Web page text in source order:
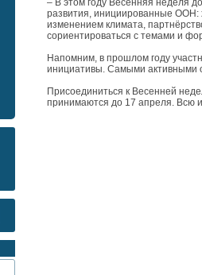
развития, инициированные ООН:
изменением климата,
сориентироваться с темами и
Напомним, в прошлом году
инициативы. Самыми активными
Присоединиться к Весенней
принимаются до 17 апреля. Всю